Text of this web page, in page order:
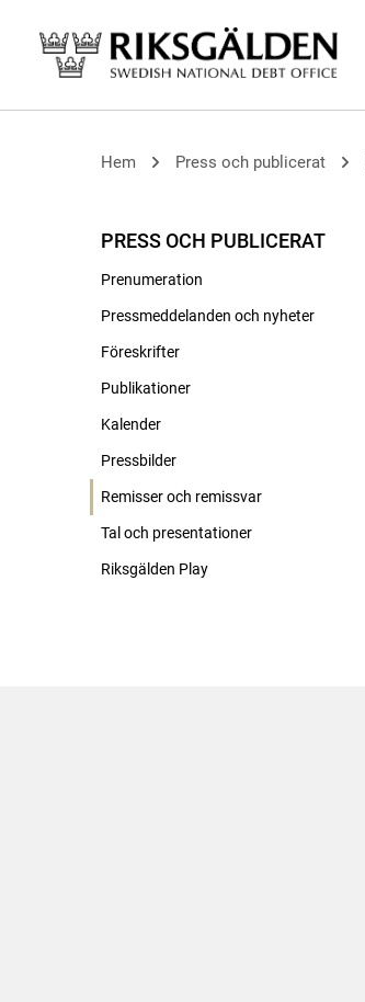
Hem Press och publicerat
PRESS OCH PUBLICERAT
Prenumeration
Pressmeddelanden och nyheter
Föreskrifter
Publikationer
Kalender
Pressbilder
Remisser och remissvar
Tal och presentationer
Riksgälden Play